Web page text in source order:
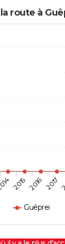
route à
Guêprei
2015 2016 2017